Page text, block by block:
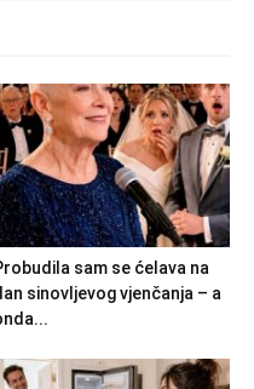
sam se ćelava na
sinovljevog vjenčanja – a